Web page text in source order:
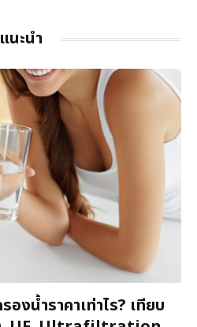
แนะนำ
องน้ำราคาเท่าไร? เทียบ